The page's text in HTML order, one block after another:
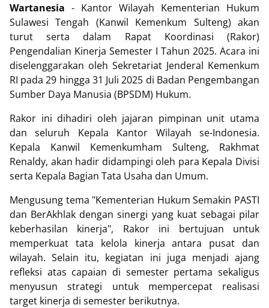
Wartanesia - Kantor Wilayah Kementerian Hukum
Sulawesi Tengah (Kanwil Kemenkum Sulteng) akan
turut serta dalam Rapat Koordinasi (Rakor)
Pengendalian Kinerja Semester I Tahun 2025. Acara ini
diselenggarakan oleh Sekretariat Jenderal Kemenkum
RI pada 29 hingga 31 Juli 2025 di Badan Pengembangan
Sumber Daya Manusia (BPSDM) Hukum.
Rakor ini dihadiri oleh jajaran pimpinan unit utama
dan seluruh Kepala Kantor Wilayah se-Indonesia.
Kepala Kanwil Kemenkumham Sulteng, Rakhmat
Renaldy, akan hadir didampingi oleh para Kepala Divisi
serta Kepala Bagian Tata Usaha dan Umum.
Mengusung tema "Kementerian Hukum Semakin PASTI
dan BerAkhlak dengan sinergi yang kuat sebagai pilar
keberhasilan kinerja", Rakor ini bertujuan untuk
memperkuat tata kelola kinerja antara pusat dan
wilayah. Selain itu, kegiatan ini juga menjadi ajang
refleksi atas capaian di semester pertama sekaligus
menyusun strategi untuk mempercepat realisasi
target kinerja di semester berikutnya.